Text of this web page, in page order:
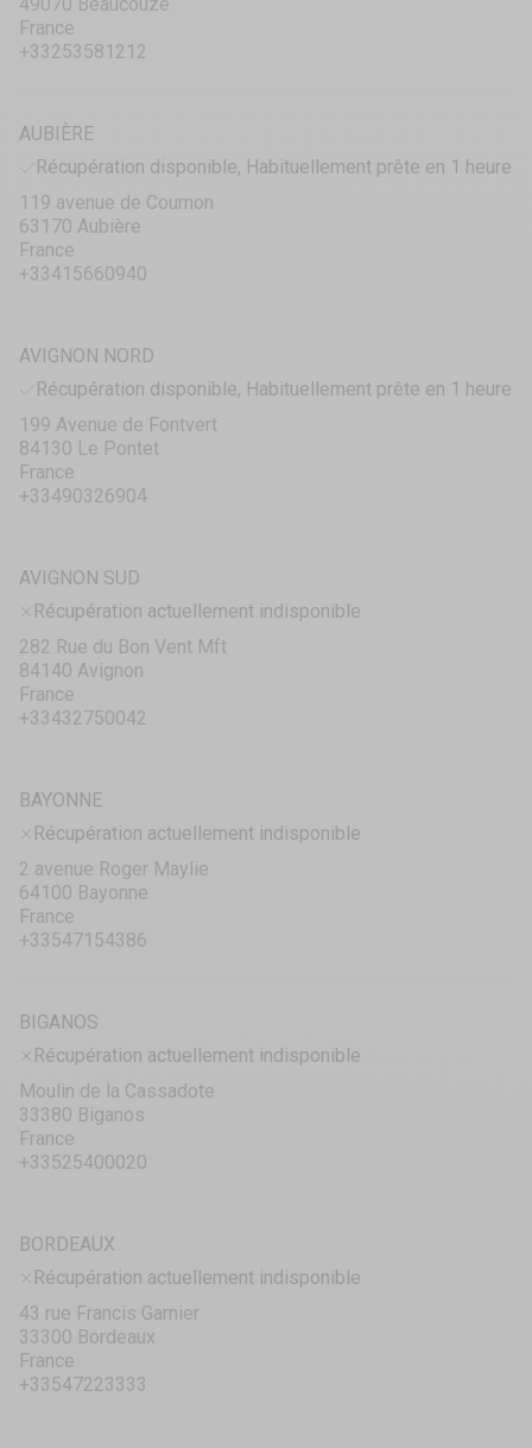
France
+33253581212
AUBIÈRE
Récupération disponible, Habituellement prête en 1 heure
119 avenue de Cournon
63170 Aubière
France
+33415660940
AVIGNON NORD
Récupération disponible, Habituellement prête en 1 heure
199 Avenue de Fontvert
84130 Le Pontet
France
+33490326904
AVIGNON SUD
Récupération actuellement indisponible
282 Rue du Bon Vent Mft
84140 Avignon
France
+33432750042
BAYONNE
Récupération actuellement indisponible
2 avenue Roger Maylie
64100 Bayonne
France
+33547154386
BIGANOS
Récupération actuellement indisponible
Moulin de la Cassadote
33380 Biganos
France
+33525400020
BORDEAUX
Récupération actuellement indisponible
43 rue Francis Garnier
33300 Bordeaux
France
+33547223333